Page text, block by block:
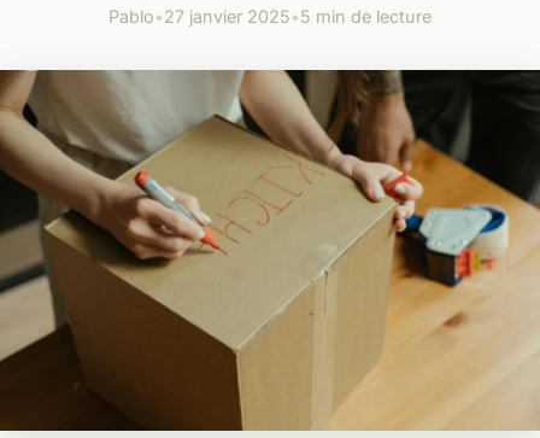
Pablo•27 janvier 2025•5 min de lecture